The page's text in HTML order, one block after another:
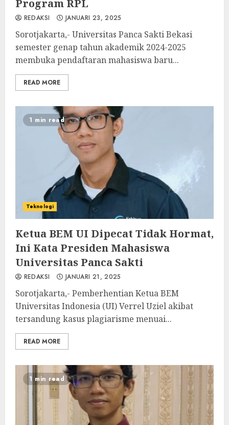
Program RPL
REDAKSI JANUARI 23, 2025
Sorotjakarta,- Universitas Panca Sakti Bekasi
semester genap tahun akademik 2024-2025
membuka pendaftaran mahasiswa baru...
READ MORE
1 min read
Teknologi
Ketua BEM UI Dipecat Tidak Hormat,
Ini Kata Presiden Mahasiswa
Universitas Panca Sakti
REDAKSI JANUARI 21, 2025
Sorotjakarta,- Pemberhentian Ketua BEM
Universitas Indonesia (UI) Verrel Uziel akibat
tersandung kasus plagiarisme menuai...
READ MORE
1 min read